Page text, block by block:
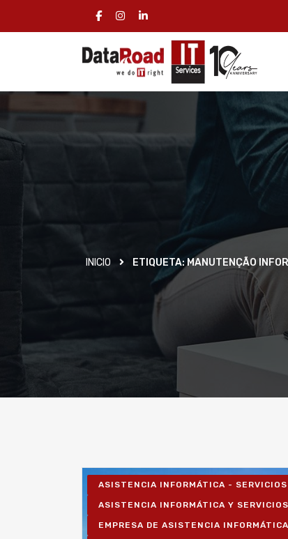
INICIO ETIQUETA: MANUTENÇÃO
ASISTENCIA INFORMÁTICA -
ASISTENCIA INFORMÁTICA Y
EMPRESA DE ASISTENCIA